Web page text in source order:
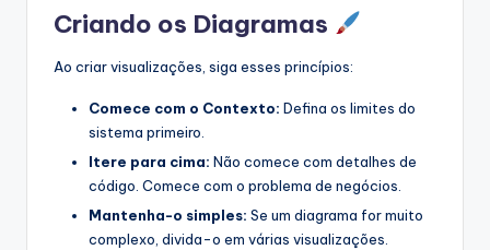
Criando os Diagramas
Ao criar visualizações, siga esses princípios:
Comece com o Contexto: Defina os limites do
sistema primeiro.
Itere para cima: Não comece com detalhes de
código. Comece com o problema de negócios.
Mantenha-o simples: Se um diagrama for muito
complexo, divida-o em várias visualizações.